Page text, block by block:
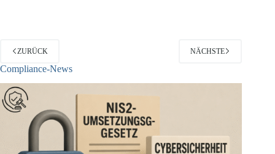
ZURÜCK
Compliance-News